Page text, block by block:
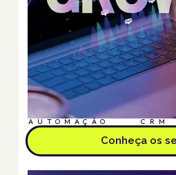
AUTOMAÇÃO CRM
Conheça os